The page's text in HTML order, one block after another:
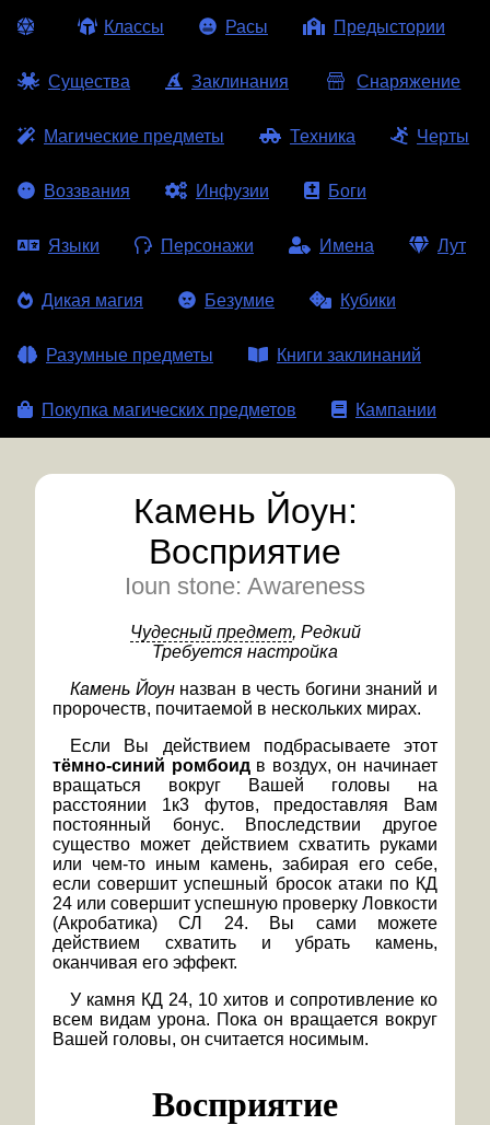
Классы Расы Предыстории
Существа Заклинания Снаряжение
Магические предметы Техника Черты
Воззвания Инфузии Боги
Языки Персонажи Имена Лут
Дикая магия Безумие Кубики
Разумные предметы Книги заклинаний
Покупка магических предметов Кампании
Камень Йоун:
Восприятие
Ioun stone: Awareness
Чудесный предмет, Редкий
Требуется настройка
Камень Йоунназван в честь богини знаний и
пророчеств, почитаемой в нескольких мирах.
Если Вы действием подбрасываете этот
тёмно-синий ромбоидв воздух, он начинает
вращаться вокруг Вашей головы на
расстоянии 1к3 футов, предоставляя Вам
постоянный бонус. Впоследствии другое
существо может действием схватить руками
или чем-то иным камень, забирая его себе,
если совершит успешный бросок атаки по КД
24 или совершит успешную проверку Ловкости
(Акробатика) СЛ 24. Вы сами можете
действием схватить и убрать камень,
оканчивая его эффект.
У камня КД 24, 10 хитов и сопротивление ко
всем видам урона. Пока он вращается вокруг
Вашей головы, он считается носимым.
Восприятие